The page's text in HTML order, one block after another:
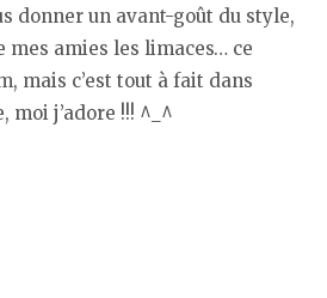
donner un avant-goût du style,
amies les limaces… ce
mais c’est tout à fait dans
moi j’adore !!! ^_^